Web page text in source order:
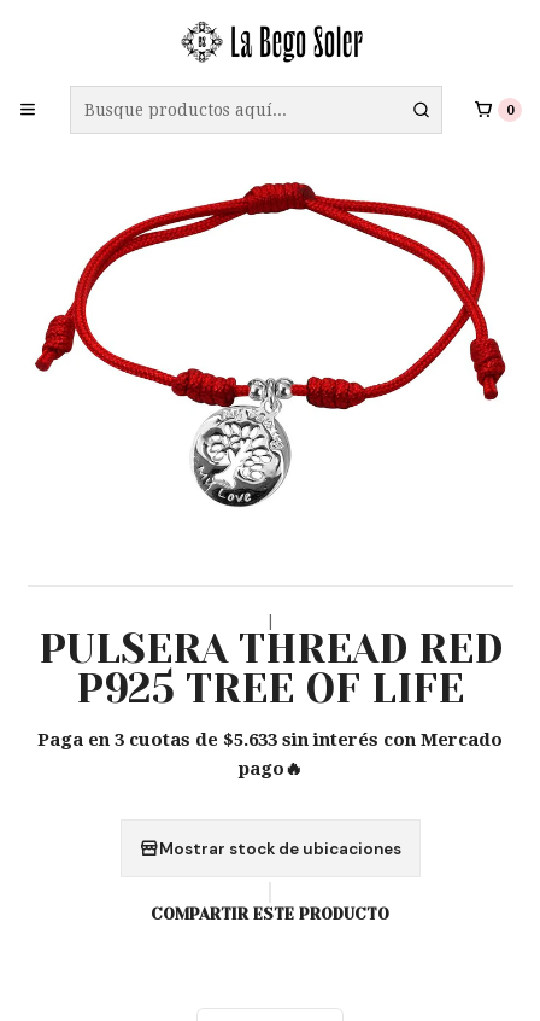
0
ENVÍO GRATIS A TODO CHILE EN COMPRAS SOBRE $69.990
|
PULSERA THREAD RED
P925 TREE OF LIFE
Paga en 3 cuotas de $5.633 sin interés con Mercado
pago🔥
Mostrar stock de ubicaciones
COMPARTIR ESTE PRODUCTO